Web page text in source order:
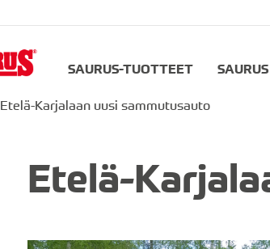
SAURUS-TUOTTEET
Etelä-Karjalaan uusi sammutusauto
Etelä-